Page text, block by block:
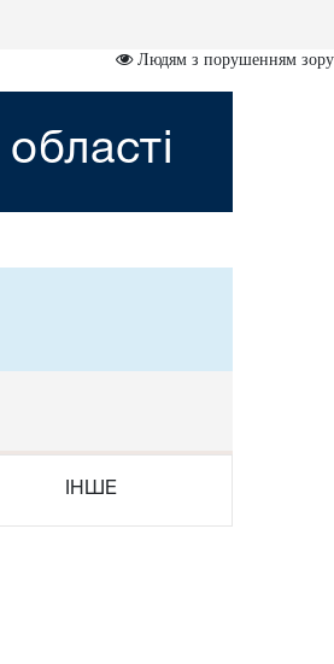
Людям з порушенням зору
ІНШЕ